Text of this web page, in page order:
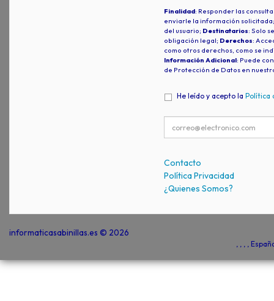
Finalidad: Responder las
enviarle la información
del usuario; Destinatarios: Solo
obligación legal; Derechos:
como otros derechos, como se
Información Adicional: Puede
de Protección de Datos en
He leído y acepto la Política
Contacto
Política Privacidad
¿Quienes Somos?
informaticasabinillas.es © 2026
, , , ,